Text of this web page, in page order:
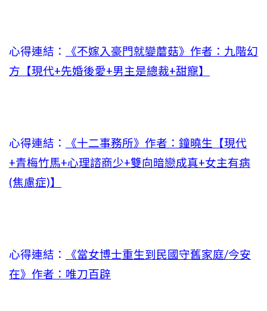
心得連結：
《不嫁入豪門就變蘑菇》作者：九階幻
方【現代+先婚後愛+男主是總裁+甜寵】
心得連結：
《十二事務所》作者：鐘曉生【現代
+青梅竹馬+心理諮商少+雙向暗戀成真+女主有病
(焦慮症)】
心得連結：
《當女博士重生到民國守舊家庭/今安
在》作者：唯刀百辟